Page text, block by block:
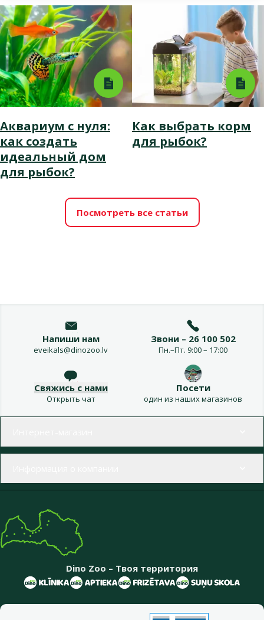
Аквариум с нуля:
как создать
идеальный дом
для рыбок?
Как выбрать корм
для рыбок?
Посмотреть все статьи
Напиши нам
eveikals@dinozoo.lv
Звони – 26 100 502
Пн.–Пт. 9:00 – 17:00
Свяжись с нами
Открыть чат
Посети
один из наших магазинов
Dino Zoo – Твоя территория